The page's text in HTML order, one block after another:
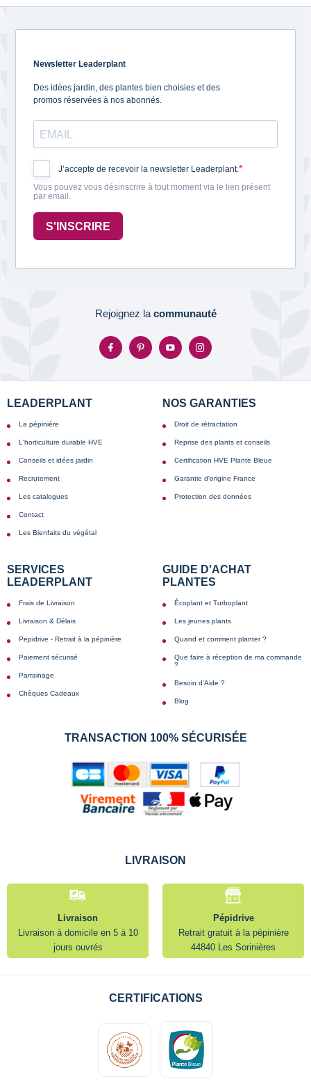
Newsletter Leaderplant
Des idées jardin, des plantes bien choisies et des
promos réservées à nos abonnés.
J’accepte de recevoir la newsletter Leaderplant.
Vous pouvez vous désinscrire à tout moment via le lien présent
par email.
S'INSCRIRE
Rejoignez la communauté
LEADERPLANT
La pépinière
L'horticulture durable HVE
Conseils et idées jardin
Recrutement
Les catalogues
Contact
Les Bienfaits du végétal
NOS GARANTIES
Droit de rétractation
Reprise des plants et conseils
Certification HVE Plante Bleue
Garantie d'origine France
Protection des données
SERVICES
LEADERPLANT
Frais de Livraison
Livraison & Délais
Pepidrive - Retrait à la pépinière
Paiement sécurisé
Parrainage
Chèques Cadeaux
GUIDE D'ACHAT
PLANTES
Écoplant et Turboplant
Les jeunes plants
Quand et comment planter ?
Que faire à réception de ma commande
?
Besoin d'Aide ?
Blog
TRANSACTION 100% SÉCURISÉE
LIVRAISON
Livraison
Livraison à domicile en 5 à 10
jours ouvrés
Pépidrive
Retrait gratuit à la pépinière
44840 Les Sorinières
CERTIFICATIONS